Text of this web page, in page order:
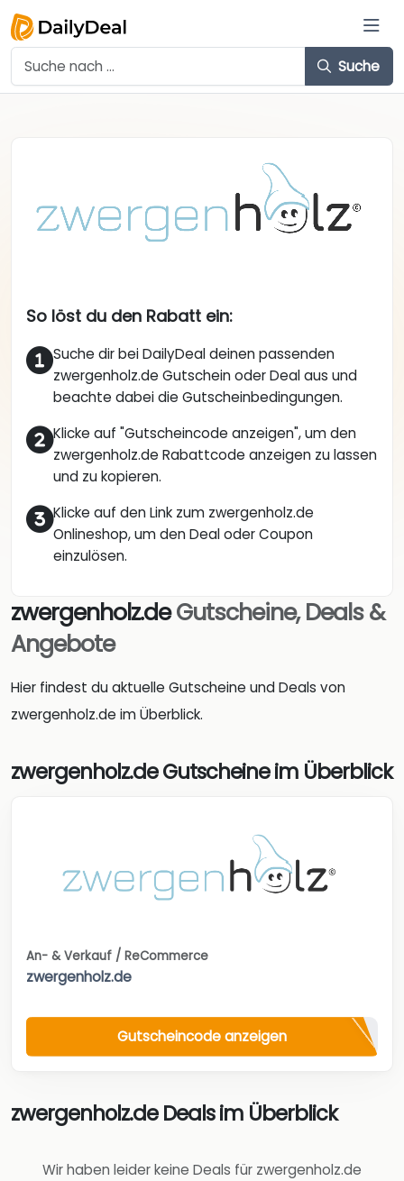
Suche
So löst du den Rabatt ein:
Suche dir bei DailyDeal deinen passenden
zwergenholz.de Gutschein oder Deal aus und
beachte dabei die Gutscheinbedingungen.
Klicke auf "Gutscheincode anzeigen", um den
zwergenholz.de Rabattcode anzeigen zu lassen
und zu kopieren.
Klicke auf den Link zum zwergenholz.de
Onlineshop, um den Deal oder Coupon
einzulösen.
zwergenholz.deGutscheine, Deals &
Angebote
Hier findest du aktuelle Gutscheine und Deals von
zwergenholz.de im Überblick.
zwergenholz.de Gutscheine im Überblick
An- & Verkauf / ReCommerce
zwergenholz.de
Gutscheincode anzeigen
zwergenholz.de Deals im Überblick
Wir haben leider keine Deals für zwergenholz.de